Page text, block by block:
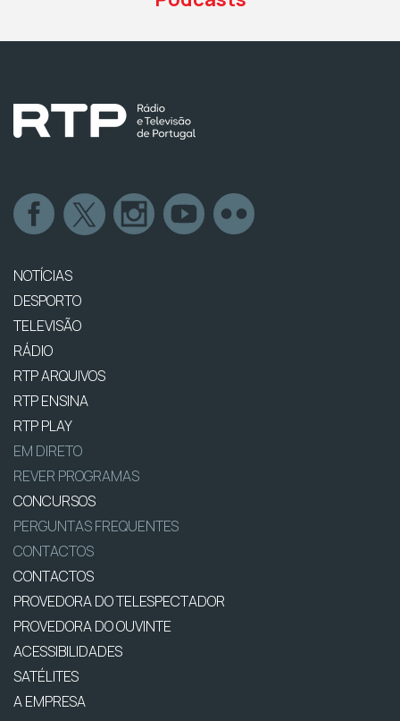
NOTÍCIAS
DESPORTO
TELEVISÃO
RÁDIO
RTP ARQUIVOS
RTP ENSINA
RTP PLAY
EM DIRETO
REVER PROGRAMAS
CONCURSOS
PERGUNTAS FREQUENTES
CONTACTOS
CONTACTOS
PROVEDORA DO TELESPECTADOR
PROVEDORA DO OUVINTE
ACESSIBILIDADES
SATÉLITES
A EMPRESA